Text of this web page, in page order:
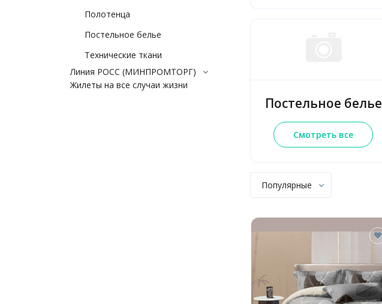
Полотенца
Постельное белье
Технические ткани
Линия РОСС (МИНПРОМТОРГ)
Жилеты на все случаи жизни
Постельное белье
Смотреть все
Популярные